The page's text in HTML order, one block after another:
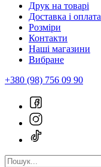
Друк на товарі
Доставка і оплата
Розміри
Контакти
Наші магазини
Вибране
+380 (98) 756 09 90